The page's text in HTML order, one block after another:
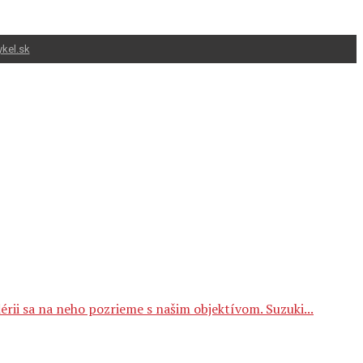
sa na neho pozrieme s našim objektívom. Suzuki...